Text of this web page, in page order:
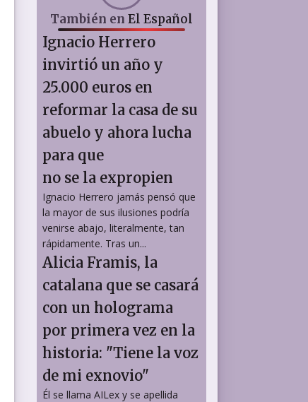
También en El Español
Ignacio Herrero
invirtió un año y
25.000 euros en
reformar la casa de su
abuelo y ahora lucha
para que
no se la expropien
Ignacio Herrero jamás pensó que
la mayor de sus ilusiones podría
venirse abajo, literalmente, tan
rápidamente. Tras un...
Alicia Framis, la
catalana que se casará
con un holograma
por primera vez en la
historia: "Tiene la voz
de mi exnovio"
Él se llama AILex y se apellida